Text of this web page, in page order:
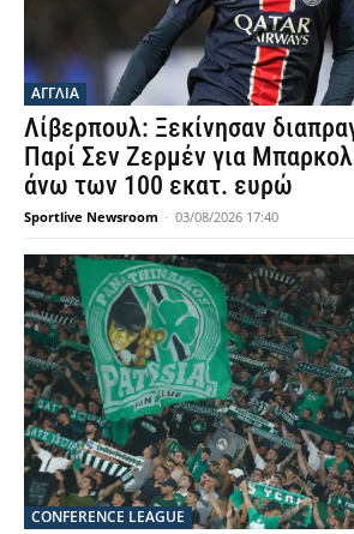
ΑΓΓΛΙΑ
Λίβερπουλ: Ξεκίνησαν
Παρί Σεν Ζερμέν για
άνω των 100 εκατ. ευρώ
Sportlive Newsroom - 03/08/2026 17:40
CONFERENCE LEAGUE